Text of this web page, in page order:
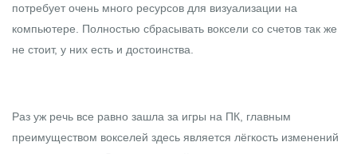
потребует очень много ресурсов для визуализации на
компьютере. Полностью сбрасывать воксели со счетов так же
не стоит, у них есть и достоинства.
Раз уж речь все равно зашла за игры на ПК, главным
преимуществом вокселей здесь является лёгкость изменений